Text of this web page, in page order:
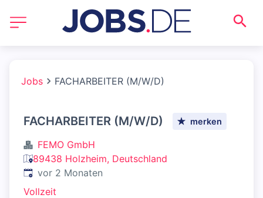
Jobs FACHARBEITER (M/W/D)
FACHARBEITER (M/W/D) merken
FEMO GmbH
89438 Holzheim, Deutschland
Veröffentlicht:
vor 2 Monaten
Vollzeit